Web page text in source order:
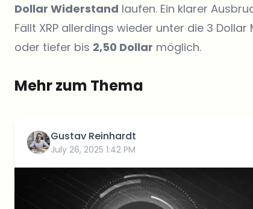
Dollar Widerstand laufen. Ein klarer
Fällt XRP allerdings wieder unter die 3
oder tiefer bis 2,50 Dollar möglich.
Mehr zum Thema
Gustav Reinhardt
July 26, 2025 1:42 PM